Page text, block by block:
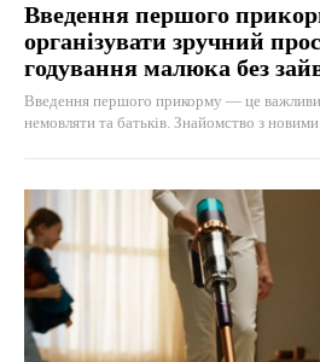
Введення першого
організувати зручний
годування малюка без
Введення першого прикорму — це
немовляти та батьків. Знайомство з